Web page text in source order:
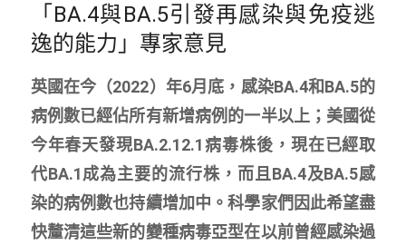
「BA.4與BA.5引發再感染與免疫逃
逸的能力」專家意見
英國在今（2022）年6月底，感染BA.4和BA.5的
病例數已經佔所有新增病例的一半以上；美國從
今年春天發現BA.2.12.1病毒株後，現在已經取
代BA.1成為主要的流行株，而且BA.4及BA.5感
染的病例數也持續增加中。科學家們因此希望盡
快釐清這些新的變種病毒亞型在以前曾經感染過